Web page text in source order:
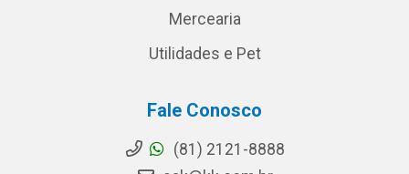
Mercearia
Utilidades e Pet
Fale Conosco
(81) 2121-8888